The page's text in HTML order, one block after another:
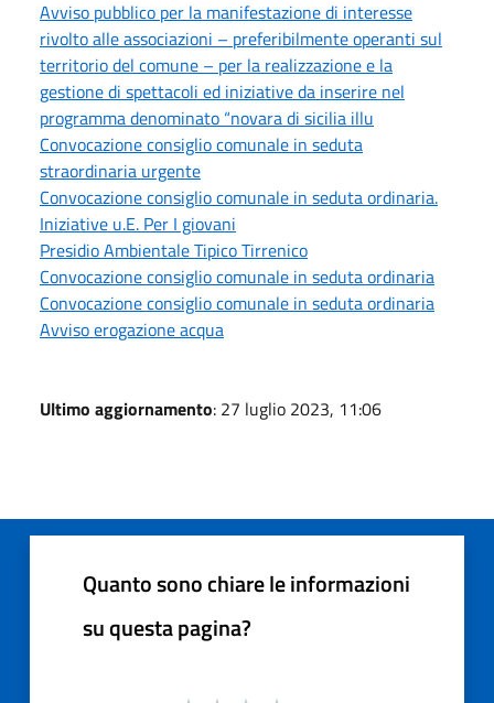
Avviso pubblico per la manifestazione di interesse
rivolto alle associazioni – preferibilmente operanti sul
territorio del comune – per la realizzazione e la
gestione di spettacoli ed iniziative da inserire nel
programma denominato “novara di sicilia illu
Convocazione consiglio comunale in seduta
straordinaria urgente
Convocazione consiglio comunale in seduta ordinaria.
Iniziative u.E. Per I giovani
Presidio Ambientale Tipico Tirrenico
Convocazione consiglio comunale in seduta ordinaria
Convocazione consiglio comunale in seduta ordinaria
Avviso erogazione acqua
Ultimo aggiornamento: 27 luglio 2023, 11:06
Quanto sono chiare le informazioni
su questa pagina?